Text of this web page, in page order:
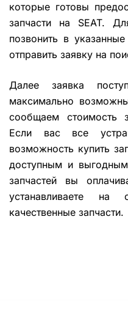
которые готовы
запчасти на SEAT.
позвонить в
отправить заявку на
Далее заявка
максимально
сообщаем стоимость
Если вас все
возможность купить
доступным и
запчастей вы
устанавливаете на
качественные запчасти.